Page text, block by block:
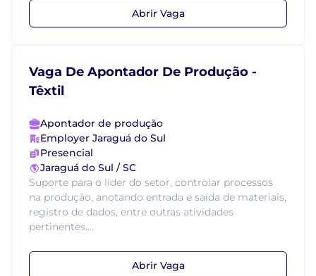
Abrir Vaga
Vaga De Apontador De Produção -
Têxtil
Apontador de produção
Employer Jaraguá do Sul
Presencial
Jaraguá do Sul / SC
Suporte para o líder do setor, controlar processos
na produção, anotando entrada e saída de materiais,
registro de dados, entre outras atividades
pertinentes....
Abrir Vaga